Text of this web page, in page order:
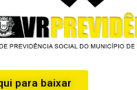
para baixar